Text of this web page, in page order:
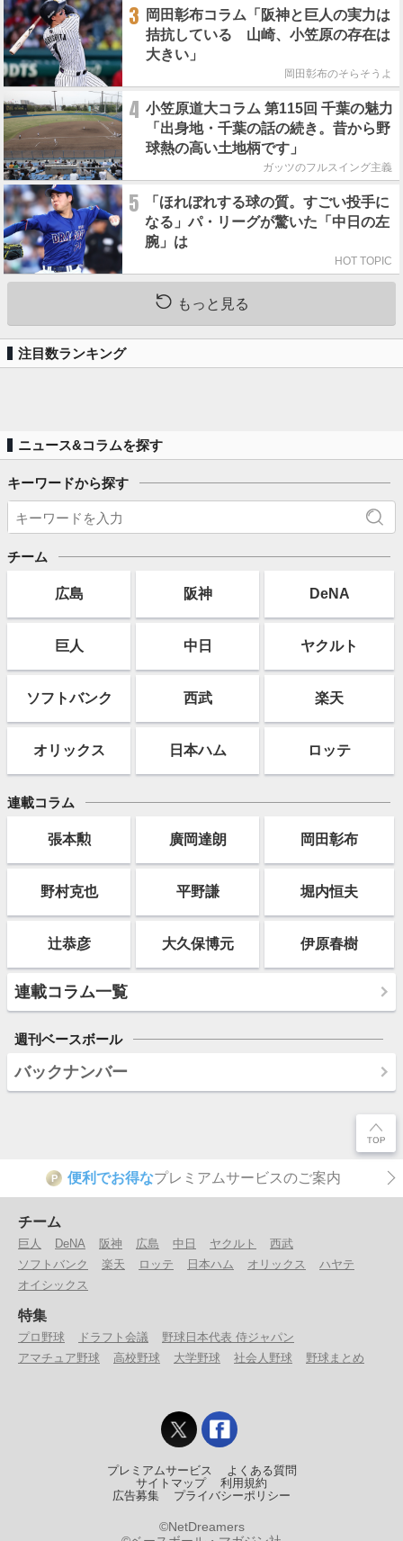
3
岡田彰布コラム「阪神と巨人の実力は
拮抗している 山崎、小笠原の存在は
大きい」
岡田彰布のそらそうよ
4 小笠原道大コラム 第115回 千葉の魅力
「出身地・千葉の話の続き。昔から野
球熱の高い土地柄です」
ガッツのフルスイング主義
5
「ほれぼれする球の質。すごい投手に
なる」パ・リーグが驚いた「中日の左
腕」は
HOT TOPIC
もっと見る
注目数ランキング
ニュース&コラムを探す
キーワードから探す
チーム
広島 阪神 DeNA
巨人 中日 ヤクルト
ソフトバンク 西武 楽天
オリックス 日本ハム ロッテ
連載コラム
張本勲 廣岡達朗 岡田彰布
野村克也 平野謙 堀内恒夫
辻恭彦 大久保博元 伊原春樹
連載コラム一覧
週刊ベースボール
バックナンバー
P 便利でお得なプレミアムサービスのご案内
チーム
巨人 DeNA 阪神 広島 中日 ヤクルト
西武
ソフトバンク
楽天 ロッテ 日本ハム オリックス
ハヤテ
オイシックス
特集
プロ野球 ドラフト会議
野球日本代表 侍ジャパン
アマチュア野球
高校野球 大学野球 社会人野球 野球まとめ
プレミアムサービス
よくある質問
サイトマップ
利用規約
広告募集
プライバシーポリシー
©NetDreamers